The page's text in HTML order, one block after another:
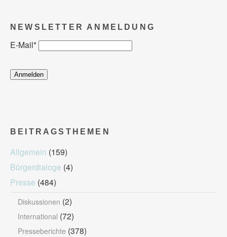
NEWSLETTER ANMELDUNG
E-Mail*
BEITRAGSTHEMEN
Allgemein (159)
Bürgerdialoge (4)
Presse (484)
Diskussionen (2)
International (72)
Presseberichte (378)